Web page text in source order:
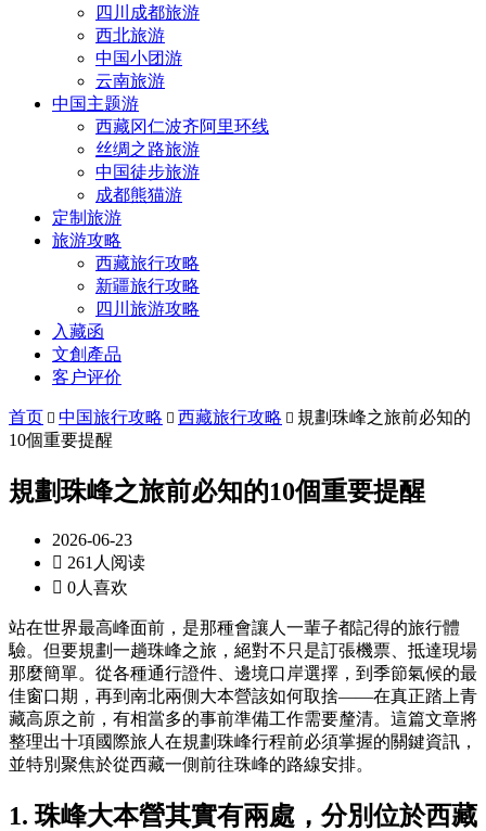
四川成都旅游
西北旅游
中国小团游
云南旅游
中国主题游
西藏冈仁波齐阿里环线
丝绸之路旅游
中国徒步旅游
成都熊猫游
定制旅游
旅游攻略
西藏旅行攻略
新疆旅行攻略
四川旅游攻略
入藏函
文創產品
客户评价
首页  中国旅行攻略  西藏旅行攻略  規劃珠峰之旅前必知的
10個重要提醒
規劃珠峰之旅前必知的10個重要提醒
2026-06-23
 261人阅读
 0人喜欢
站在世界最高峰面前，是那種會讓人一輩子都記得的旅行體
驗。但要規劃一趟珠峰之旅，絕對不只是訂張機票、抵達現場
那麼簡單。從各種通行證件、邊境口岸選擇，到季節氣候的最
佳窗口期，再到南北兩側大本營該如何取捨——在真正踏上青
藏高原之前，有相當多的事前準備工作需要釐清。這篇文章將
整理出十項國際旅人在規劃珠峰行程前必須掌握的關鍵資訊，
並特別聚焦於從西藏一側前往珠峰的路線安排。
1. 珠峰大本營其實有兩處，分別位於西藏